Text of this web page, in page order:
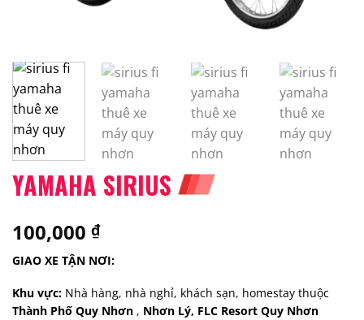
YAMAHA SIRIUS
100,000 ₫
GIAO XE TẬN NƠI:
Khu vực: Nhà hàng, nhà nghỉ, khách sạn, homestay thuộc
Thành Phố Quy Nhơn , Nhơn Lý, FLC Resort Quy Nhơn